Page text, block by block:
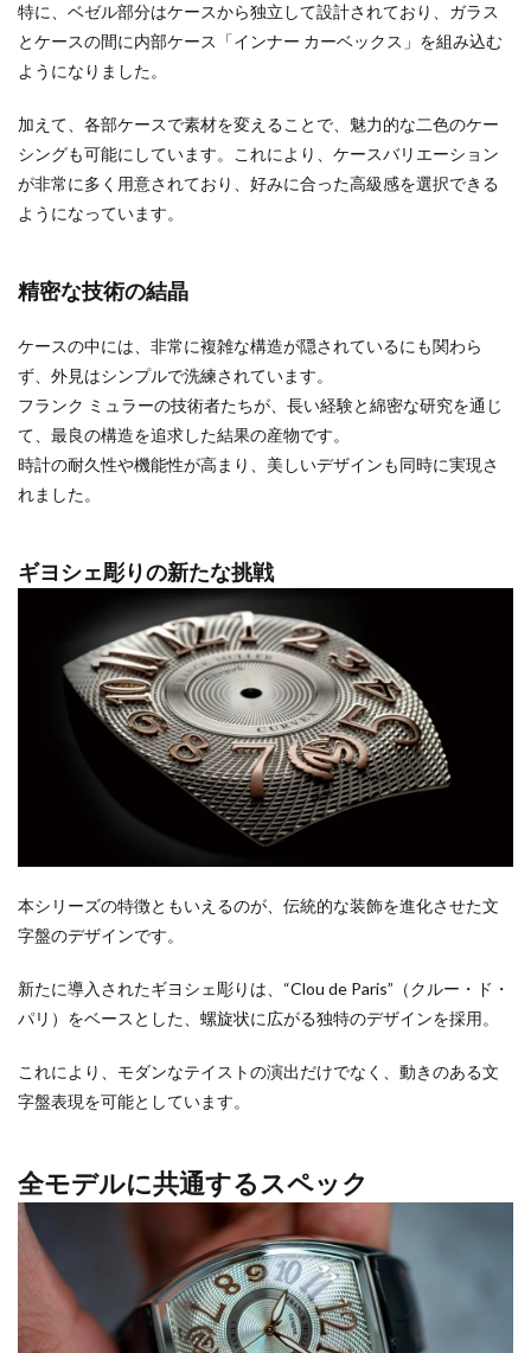
特に、ベゼル部分はケースから独立して設計されており、ガラス
とケースの間に内部ケース「インナー カーベックス」を組み込む
ようになりました。
加えて、各部ケースで素材を変えることで、魅力的な二色のケー
シングも可能にしています。これにより、ケースバリエーション
が非常に多く用意されており、好みに合った高級感を選択できる
ようになっています。
精密な技術の結晶
ケースの中には、非常に複雑な構造が隠されているにも関わら
ず、外見はシンプルで洗練されています。
フランク ミュラーの技術者たちが、長い経験と綿密な研究を通じ
て、最良の構造を追求した結果の産物です。
時計の耐久性や機能性が高まり、美しいデザインも同時に実現さ
れました。
ギヨシェ彫りの新たな挑戦
本シリーズの特徴ともいえるのが、伝統的な装飾を進化させた文
字盤のデザインです。
新たに導入されたギヨシェ彫りは、“Clou de Paris”（クルー・ド・
パリ）をベースとした、螺旋状に広がる独特のデザインを採用。
これにより、モダンなテイストの演出だけでなく、動きのある文
字盤表現を可能としています。
全モデルに共通するスペック